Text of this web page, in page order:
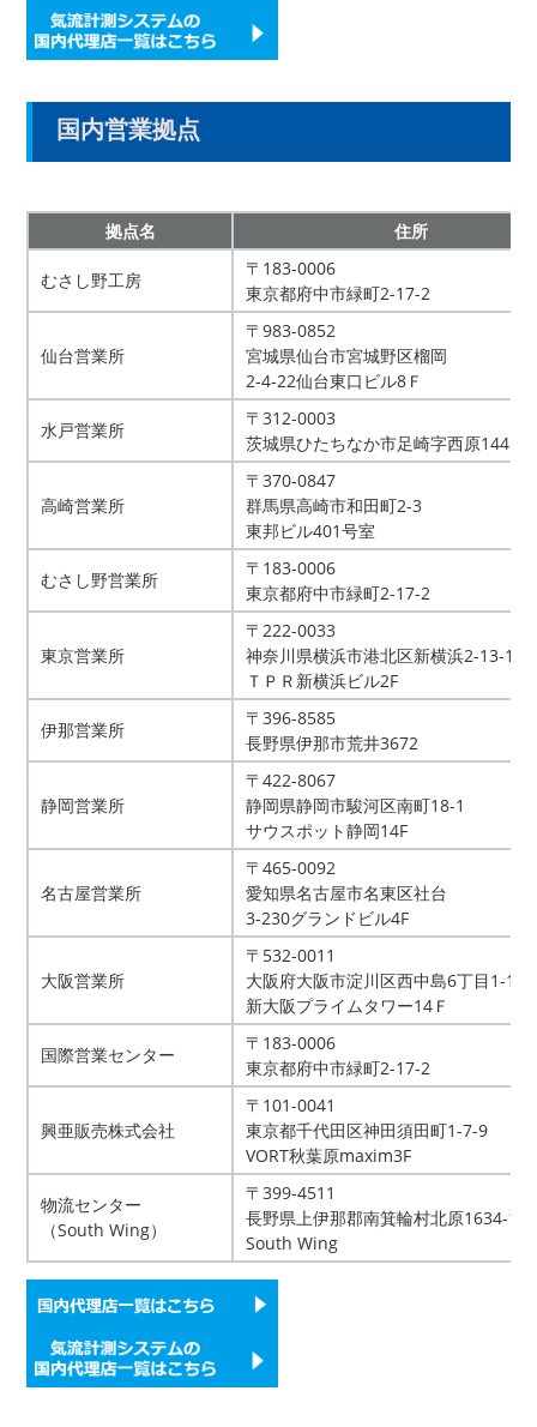
国内営業拠点
拠点名 住所
むさし野工房
〒183-0006
東京都府中市緑町2-17-2
仙台営業所
〒983-0852
宮城県仙台市宮城野区榴岡
2-4-22仙台東口ビル8Ｆ
水戸営業所
〒312-0003
茨城県ひたちなか市足崎字西原1445-
高崎営業所
〒370‐0847
群馬県高崎市和田町2-3
東邦ビル401号室
むさし野営業所
〒183-0006
東京都府中市緑町2-17-2
東京営業所
〒222-0033
神奈川県横浜市港北区新横浜2-13-13
ＴＰＲ新横浜ビル2F
伊那営業所
〒396-8585
長野県伊那市荒井3672
静岡営業所
〒422-8067
静岡県静岡市駿河区南町18-1
サウスポット静岡14F
名古屋営業所
〒465-0092
愛知県名古屋市名東区社台
3-230グランドビル4F
大阪営業所
〒532-0011
大阪府大阪市淀川区西中島6丁目1-1
新大阪プライムタワー14Ｆ
国際営業センター
〒183-0006
東京都府中市緑町2-17-2
興亜販売株式会社
〒101-0041
東京都千代田区神田須田町1-7-9
VORT秋葉原maxim3F
物流センター
（South Wing）
〒399-4511
長野県上伊那郡南箕輪村北原1634-17
South Wing